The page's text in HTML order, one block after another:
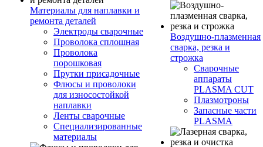
Материалы для наплавки и
ремонта деталей
Электроды сварочные
Проволока сплошная
Проволока
порошковая
Прутки присадочные
Флюсы и проволоки
для износостойкой
наплавки
Ленты сварочные
Специализированные
материалы
Воздушно-плазменная
сварка, резка и
строжка
Сварочные
аппараты
PLASMA CUT
Плазмотроны
Запасные части
PLASMA